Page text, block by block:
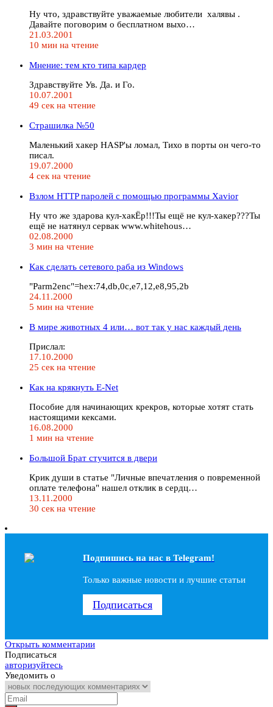
Ну что, здравствуйте уважаемые любители халявы .
Давайте поговорим о бесплатном выхо…
21.03.2001
10 мин на чтение
Мнение: тем кто типа кардер
Здравствуйте Ув. Да. и Го.
10.07.2001
49 сек на чтение
Страшилка №50
Маленький хакер HASP'ы ломал, Тихо в порты он чего-то
писал.
19.07.2000
4 сек на чтение
Взлом HTTP паролей с помощью программы Xavior
Ну что же здарова кул-хакЁр!!!Ты ещё не кул-хакер???Ты
ещё не натянул сервак www.whitehous…
02.08.2000
3 мин на чтение
Как сделать сетевого раба из Windows
"Parm2enc"=hex:74,db,0c,e7,12,e8,95,2b
24.11.2000
5 мин на чтение
В мире животных 4 или… вот так у нас каждый день
Прислал:
17.10.2000
25 сек на чтение
Как на крякнуть Е-Net
Пособие для начинающих крекров, которые хотят стать
настоящими кексами.
16.08.2000
1 мин на чтение
Большой Брат стучится в двери
Крик души в статье "Личные впечатления о повременной
оплате телефона" нашел отклик в сердц…
13.11.2000
30 сек на чтение
Подпишись на наc в Telegram!
Только важные новости и лучшие статьи
Подписаться
Открыть комментарии
Подписаться
авторизуйтесь
Уведомить о